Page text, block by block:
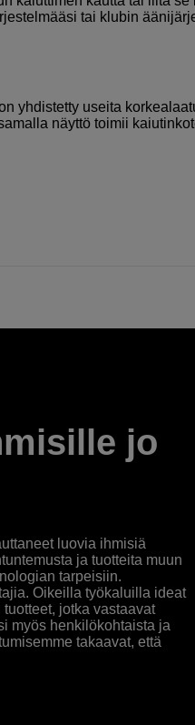
tai klubin
yhdistetty useita
näyttö toimii
jo
luovia ihmisiä
ja tuotteita muun
tarpeisiin.
Oikeilla työkaluilla ideat
jotka vastaavat
myös henkilökohtaista ja
takaavat, että